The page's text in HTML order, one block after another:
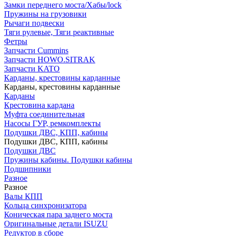
Замки переднего моста/Хабы/lock
Пружины на грузовики
Рычаги подвески
Тяги рулевые, Тяги реактивные
Фетры
Запчасти Cummins
Запчасти HOWO.SITRAK
Запчасти KATO
Карданы, крестовины карданные
Карданы, крестовины карданные
Карданы
Крестовина кардана
Муфта соединительная
Насосы ГУР, ремкомплекты
Подушки ДВС, КПП, кабины
Подушки ДВС, КПП, кабины
Подушки ДВС
Пружины кабины. Подушки кабины
Подшипники
Разное
Разное
Валы КПП
Кольца синхронизатора
Коническая пара заднего моста
Оригинальные детали ISUZU
Редуктор в сборе